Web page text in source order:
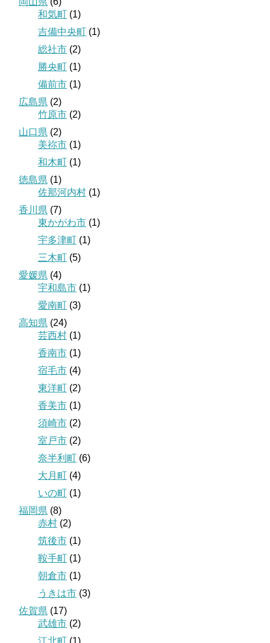
和気町 (1)
吉備中央町 (1)
総社市 (2)
勝央町 (1)
備前市 (1)
広島県 (2)
竹原市 (2)
山口県 (2)
美祢市 (1)
和木町 (1)
徳島県 (1)
佐那河内村 (1)
香川県 (7)
東かがわ市 (1)
宇多津町 (1)
三木町 (5)
愛媛県 (4)
宇和島市 (1)
愛南町 (3)
高知県 (24)
芸西村 (1)
香南市 (1)
宿毛市 (4)
東洋町 (2)
香美市 (1)
須崎市 (2)
室戸市 (2)
奈半利町 (6)
大月町 (4)
いの町 (1)
福岡県 (8)
赤村 (2)
筑後市 (1)
鞍手町 (1)
朝倉市 (1)
うきは市 (3)
佐賀県 (17)
武雄市 (2)
江北町 (1)